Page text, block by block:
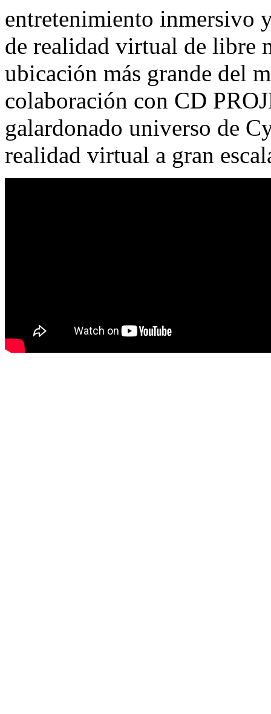
entretenimiento inmersivo
de realidad virtual de libre
ubicación más grande del
colaboración con CD
galardonado universo de
realidad virtual a gran